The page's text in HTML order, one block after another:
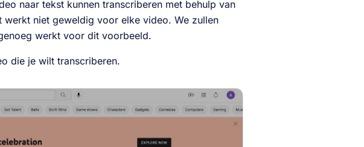
naar tekst kunnen transcriberen met behulp van
niet geweldig voor elke video. We zullen
werkt voor dit voorbeeld.
die je wilt transcriberen.